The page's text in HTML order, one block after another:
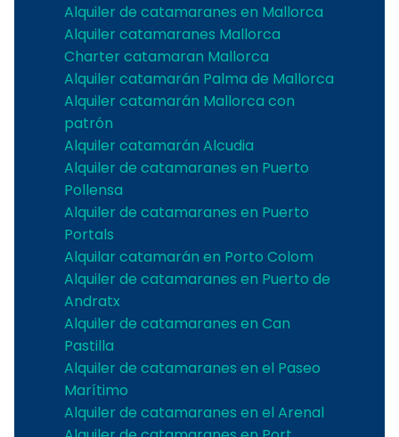
Alquiler de catamaranes en Mallorca
Alquiler catamaranes Mallorca
Charter catamaran Mallorca
Alquiler catamarán Palma de Mallorca
Alquiler catamarán Mallorca con
patrón
Alquiler catamarán Alcudia
Alquiler de catamaranes en Puerto
Pollensa
Alquiler de catamaranes en Puerto
Portals
Alquilar catamarán en Porto Colom
Alquiler de catamaranes en Puerto de
Andratx
Alquiler de catamaranes en Can
Pastilla
Alquiler de catamaranes en el Paseo
Marítimo
Alquiler de catamaranes en el Arenal